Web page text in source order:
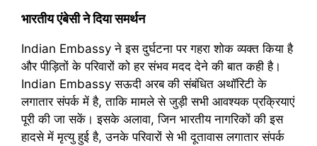
भारतीय एंबेसी ने दिया समर्थन
Indian Embassy ने इस दुर्घटना पर गहरा शोक व्यक्त किया है
और पीड़ितों के परिवारों को हर संभव मदद देने की बात कही है।
Indian Embassy सऊदी अरब की संबंधित अथॉरिटी के
लगातार संपर्क में है, ताकि मामले से जुड़ी सभी आवश्यक प्रक्रियाएं
पूरी की जा सकें। इसके अलावा, जिन भारतीय नागरिकों की इस
हादसे में मृत्यु हुई है, उनके परिवारों से भी दूतावास लगातार संपर्क